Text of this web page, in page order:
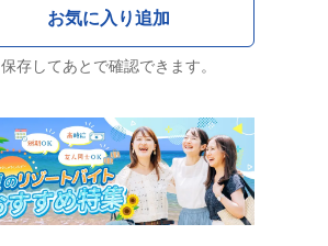
保存してあとで確認できます。